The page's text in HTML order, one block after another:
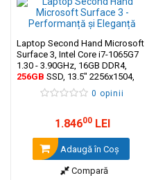
Laptop Second Hand Microsoft
Surface 3, Intel Core i7-1065G7
1.30 - 3.90GHz, 16GB DDR4,
256GB SSD, 13.5" 2256x1504,
Touchscreen, Black + Windows
0 opinii
1.84600LEI
Adaugă în Coş
Compară